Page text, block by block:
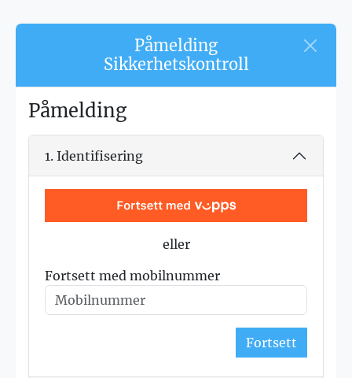
Påmelding
Sikkerhetskontroll
Påmelding
1. Identifisering
eller
Fortsett med mobilnummer
Fortsett